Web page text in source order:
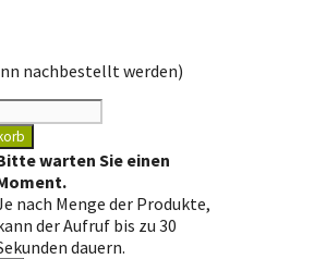
nachbestellt werden)
warten Sie einen
nach Menge der Produkte,
der Aufruf bis zu 30
dauern.